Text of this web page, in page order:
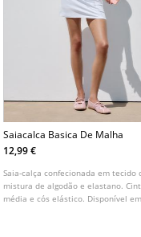
Saiacalca Basica De Malha
12,99 €
Saia-calça confecionada em tecido
mistura de algodão e elastano.
média e cós elástico. Disponível